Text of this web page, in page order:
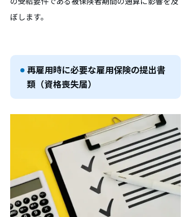
ぼします。
再雇用時に必要な雇用保険の提出書
類（資格喪失届）